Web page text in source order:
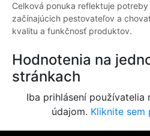
Celková ponuka reflektuje
začínajúcich pestovateľov a
kvalitu a funkčnosť produktov.
Hodnotenia na
stránkach
Iba prihlásení
údajom. Kliknite sem